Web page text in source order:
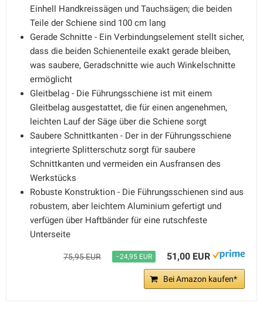
Einhell Handkreissägen und Tauchsägen; die beiden
Teile der Schiene sind 100 cm lang
Gerade Schnitte - Ein Verbindungselement stellt sicher,
dass die beiden Schienenteile exakt gerade bleiben,
was saubere, Geradschnitte wie auch Winkelschnitte
ermöglicht
Gleitbelag - Die Führungsschiene ist mit einem
Gleitbelag ausgestattet, die für einen angenehmen,
leichten Lauf der Säge über die Schiene sorgt
Saubere Schnittkanten - Der in der Führungsschiene
integrierte Splitterschutz sorgt für saubere
Schnittkanten und vermeiden ein Ausfransen des
Werkstücks
Robuste Konstruktion - Die Führungsschienen sind aus
robustem, aber leichtem Aluminium gefertigt und
verfügen über Haftbänder für eine rutschfeste
Unterseite
75,95 EUR −24,95 EUR 51,00 EUR
Bei Amazon kaufen*